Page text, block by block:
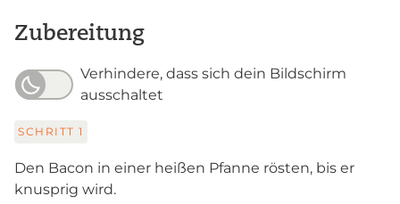
Zubereitung
Verhindere, dass sich dein Bildschirm
ausschaltet
SCHRITT 1
Den Bacon in einer heißen Pfanne rösten, bis er
knusprig wird.